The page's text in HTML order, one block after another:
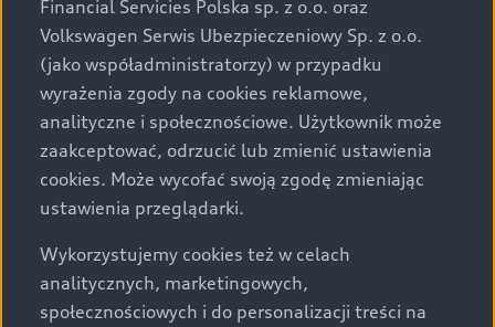
specyfikacji pojazdu następują w umowie sprzedaży, a
określenie parametrów technicznych zawiera
świadectwo homologacji typu pojazdu. Zastrzegamy
sobie prawo do zmian i pomyłek. Wszelkie informacje
prezentowane na stronie są aktualne na dzień ich
zamieszczania. W celu uzyskania najnowszych
informacji prosimy kontaktować się z Partnerem Marki
Audi.
Wszystkie produkowane obecnie samochody marki Audi
są wykonywane z materiałów spełniających pod
względem możliwości odzysku i recyklingu wymagania
Financial Servicies Polska sp. z o.o. oraz
Volkswagen Serwis Ubezpieczeniowy Sp. z o.o.
(jako współadministratorzy) w przypadku
wyrażenia zgody na cookies reklamowe,
analityczne i społecznościowe. Użytkownik może
zaakceptować, odrzucić lub zmienić ustawienia
cookies. Może wycofać swoją zgodę zmieniając
ustawienia przeglądarki.
Wykorzystujemy cookies też w celach
analitycznych, marketingowych,
społecznościowych i do personalizacji treści na